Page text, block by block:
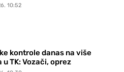
10:52
kontrole danas na više
u TK: Vozači, oprez